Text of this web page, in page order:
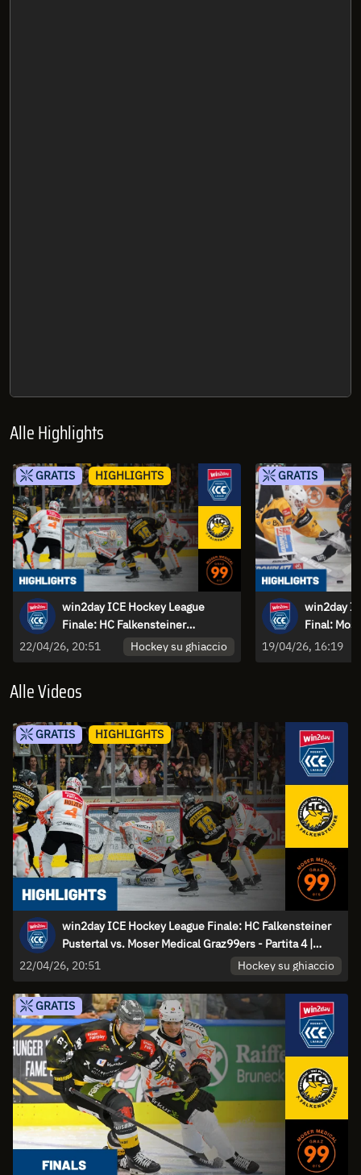
Alle Highlights
GRATIS HIGHLIGHTS
win2day ICE Hockey League
Finale: HC Falkensteiner
Pustertal vs. Moser Medical
Graz99ers - Partita 4 | Highlights
22/04/26, 20:51 Hockey su ghiaccio
GRATIS
win2day
Final:
vs. HC
Partita 3 |
19/04/26, 16:19
Alle Videos
GRATIS HIGHLIGHTS
win2day ICE Hockey League Finale: HC Falkensteiner
Pustertal vs. Moser Medical Graz99ers - Partita 4 |
Highlights
22/04/26, 20:51 Hockey su ghiaccio
GRATIS